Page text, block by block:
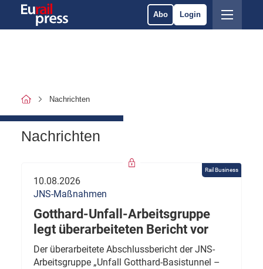
Abo Login
Nachrichten
Nachrichten
Rail Business
10.08.2026
JNS-Maßnahmen
Gotthard-Unfall-Arbeitsgruppe
legt überarbeiteten Bericht vor
Der überarbeitete Abschlussbericht der JNS-
Arbeitsgruppe „Unfall Gotthard-Basistunnel –